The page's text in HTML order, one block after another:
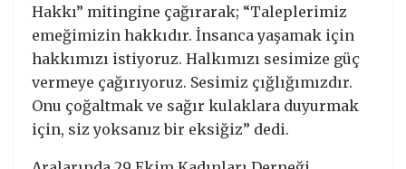
Hakkı” mitingine çağırarak; “Taleplerimiz
emeğimizin hakkıdır. İnsanca yaşamak için
hakkımızı istiyoruz. Halkımızı sesimize güç
vermeye çağırıyoruz. Sesimiz çığlığımızdır.
Onu çoğaltmak ve sağır kulaklara duyurmak
için, siz yoksanız bir eksiğiz” dedi.